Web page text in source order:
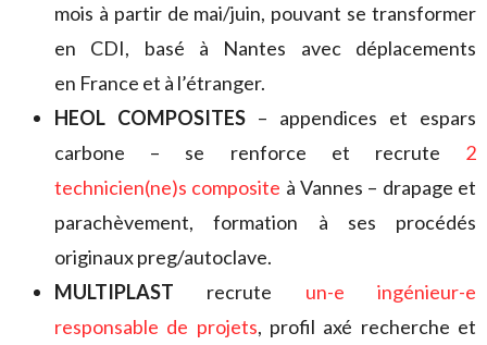
mois à partir de mai/juin, pouvant se transformer
en CDI, basé à Nantes avec déplacements
en France et à l’étranger.
HEOL COMPOSITES – appendices et espars
carbone – se renforce et recrute 2
technicien(ne)s composite à Vannes – drapage et
parachèvement, formation à ses procédés
originaux preg/autoclave.
MULTIPLAST recrute un-e ingénieur-e
responsable de projets, profil axé recherche et